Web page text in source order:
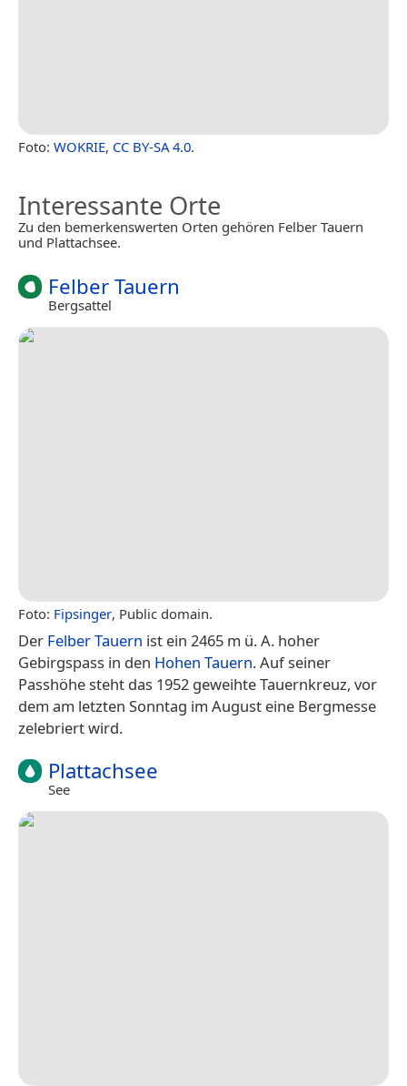
Foto: WOKRIE, CC BY-SA 4.0.
Interessante Orte
Zu den bemerkenswerten Orten gehören Felber Tauern
und Plattachsee.
Felber Tauern
Bergsattel
Foto: Fipsinger, Public domain.
Der Felber Tauern ist ein 2465 m ü. A. hoher
Gebirgspass in den Hohen Tauern. Auf seiner
Passhöhe steht das 1952 geweihte Tauernkreuz, vor
dem am letzten Sonntag im August eine Bergmesse
zelebriert wird.
Plattachsee
See